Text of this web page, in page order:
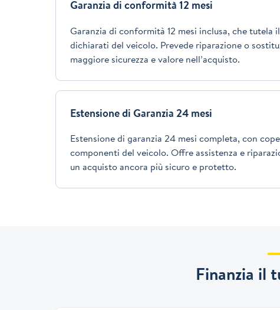
Garanzia di conformità 12 mesi
Garanzia di conformità 12 mesi inclusa, che
dichiarati del veicolo. Prevede riparazione o
maggiore sicurezza e valore nell’acquisto.
Estensione di Garanzia 24 mesi
Estensione di garanzia 24 mesi completa, con
componenti del veicolo. Offre assistenza e
un acquisto ancora più sicuro e protetto.
Finanzia il